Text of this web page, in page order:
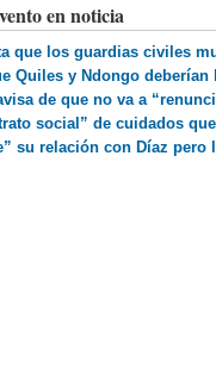
en noticia
que los guardias civiles
Quiles y Ndongo
de que no va a
social” de cuidados
su relación con Díaz